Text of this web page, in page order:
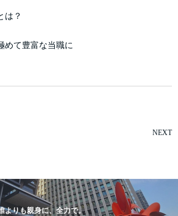
は？
めて豊富な当職に
NEXT
よりも親身に、全力で。